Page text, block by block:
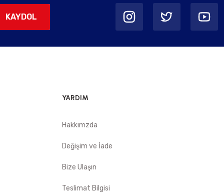
KAYDOL
YARDIM
Hakkımzda
Değişim ve İade
Bize Ulaşın
Teslimat Bilgisi